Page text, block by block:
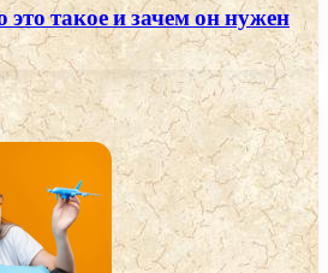
такое и зачем он нужен